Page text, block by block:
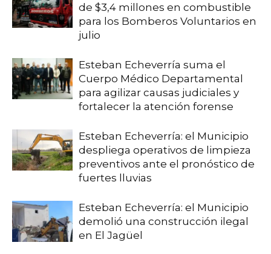
de $3,4 millones en combustible
para los Bomberos Voluntarios en
julio
Esteban Echeverría suma el
Cuerpo Médico Departamental
para agilizar causas judiciales y
fortalecer la atención forense
Esteban Echeverría: el Municipio
despliega operativos de limpieza
preventivos ante el pronóstico de
fuertes lluvias
Esteban Echeverría: el Municipio
demolió una construcción ilegal
en El Jagüel